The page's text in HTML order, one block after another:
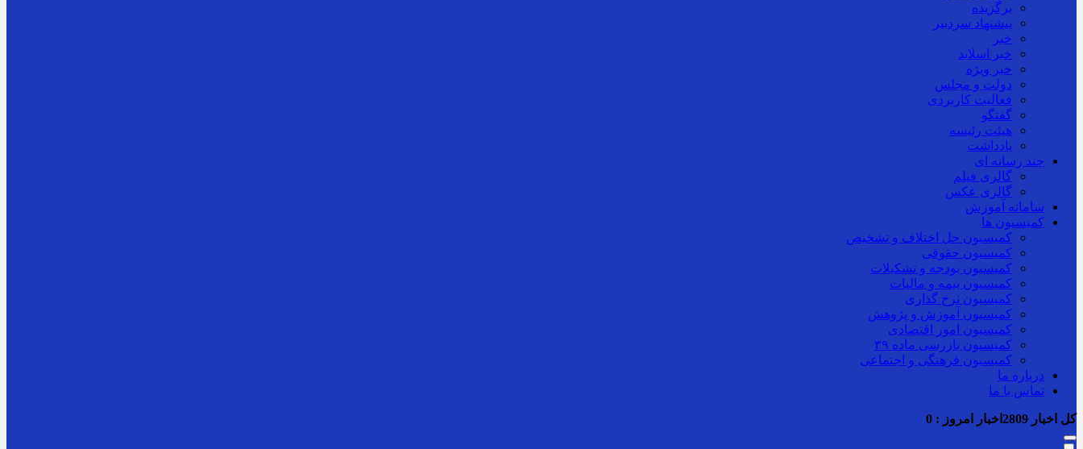
برگزیده
پیشنهاد سردبیر
خبر
خبر اسلايد
خبر ویژه
دولت و مجلس
فعالیت کاربردی
گفتگو
هیئت رئیسه
یادداشت
چند رسانه ای
گالری فیلم
گالری عکس
سامانه آموزش
کمیسیون ها
کمیسیون حل اختلاف و تشخیص
کمیسیون حقوقی
کمیسیون بودجه و تشکیلات
کمیسیون بیمه و مالیات
کمیسیون نرخ گذاری
کمیسیون آموزش و پژوهش
کمیسیون امور اقتصادی
کمیسیون بازرسی ماده ۳۹
کمیسیون فرهنگی و اجتماعی
درباره ما
تماس با ما
کل اخبار اخبار امروز : 0